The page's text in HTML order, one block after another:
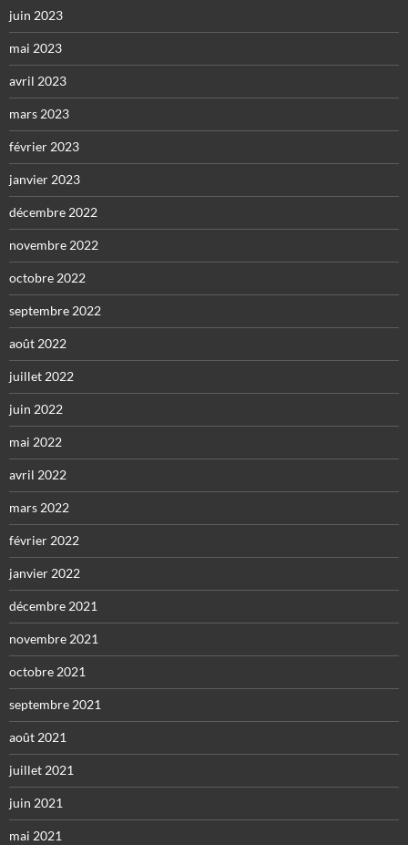
juin 2023
mai 2023
avril 2023
mars 2023
février 2023
janvier 2023
décembre 2022
novembre 2022
octobre 2022
septembre 2022
août 2022
juillet 2022
juin 2022
mai 2022
avril 2022
mars 2022
février 2022
janvier 2022
décembre 2021
novembre 2021
octobre 2021
septembre 2021
août 2021
juillet 2021
juin 2021
mai 2021